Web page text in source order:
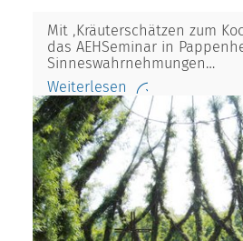
Mit ‚Kräuterschätzen zum
das AEHSeminar in
Sinneswahrnehmungen…
Weiterlesen